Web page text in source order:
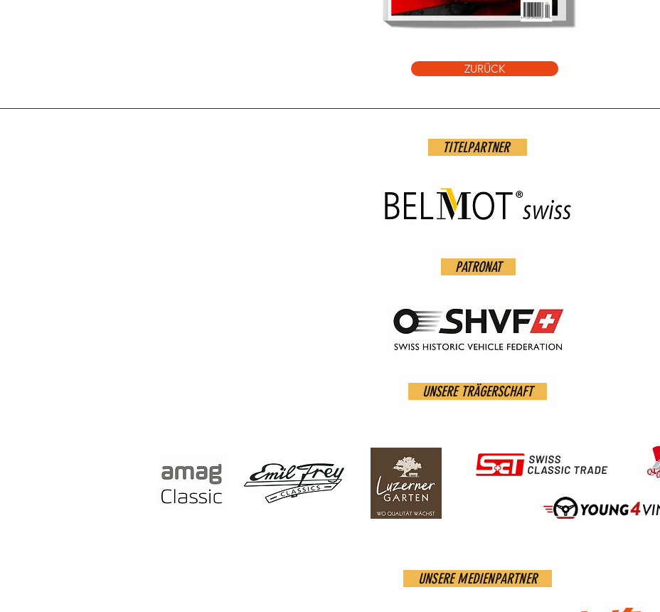
ZURÜCK
TITELPARTNER
PATRONAT
UNSERE TRÄGERSCHAFT
UNSERE MEDIENPARTNER